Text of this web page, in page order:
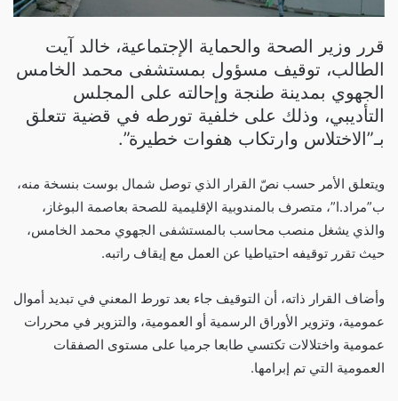
قرر وزير الصحة والحماية الإجتماعية، خالد آيت
الطالب، توقيف مسؤول بمستشفى محمد الخامس
الجهوي بمدينة طنجة وإحالته على المجلس
التأديبي، وذلك على خلفية تورطه في قضية تتعلق
بـ”الاختلاس وارتكاب هفوات خطيرة”.
ويتعلق الأمر حسب نصّ القرار الذي توصل شمال بوست بنسخة منه،
ب”مراد.ا”، متصرف بالمندوبية الإقليمية للصحة بعاصمة البوغاز،
والذي يشغل منصب محاسب بالمستشفى الجهوي محمد الخامس،
حيث تقرر توقيفه احتياطيا عن العمل مع إيقاف راتبه.
وأضاف القرار ذاته، أن التوقيف جاء بعد تورط المعني في تبديد أموال
عمومية، وتزوير الأوراق الرسمية أو العمومية، والتزوير في محررات
عمومية واختلالات تكتسي طابعا جرميا على مستوى الصفقات
العمومية التي تم إبرامها.